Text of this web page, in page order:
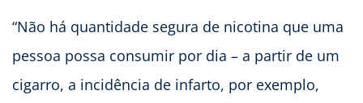
“Não há quantidade segura de nicotina que uma
pessoa possa consumir por dia – a partir de um
cigarro, a incidência de infarto, por exemplo,